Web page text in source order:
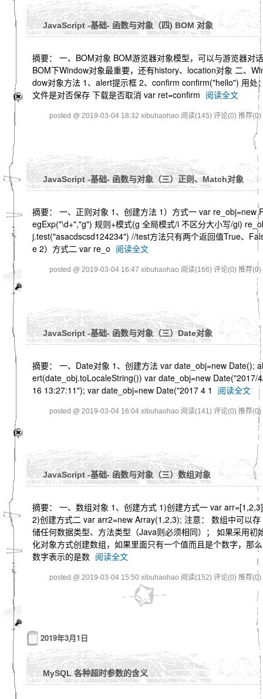
JavaScript -基础- 函数与对象（四) BOM 对象
摘要： 一、BOM对象 BOM游览器对象模型，可以与游览器对话
BOM下Window对象最重要，还有history、location对象 二、
dow对象方法 1、alert提示框 2、confirm confirm("hello") 用处
文件是对否保存 下载是否取消 var ret=confirm 阅读全文
posted @ 2019-03-04 18:32 xibuhaohao 阅读(145) 评论(0) 推荐(0)
JavaScript -基础- 函数与对象（三）正则、Match对象
摘要： 一、正则对象 1、创建方法 1）方式一 var re_obj=new
egExp("\d+","g") 规则+模式(g 全局模式/i 不区分大小写/gi)
j.test("asacdscsd124234") //test方法只有两个返回值True、
e 2）方式二 var re_o 阅读全文
posted @ 2019-03-04 16:47 xibuhaohao 阅读(166) 评论(0) 推荐(0)
JavaScript -基础- 函数与对象（三）Date对象
摘要： 一、Date对象 1、创建方法 var date_obj=new Date(); al
ert(date_obj.toLocaleString()) var date_obj=new Date("2017/
16 13:27:11"); var date_obj=new Date("2017 4 1
阅读全文
posted @ 2019-03-04 16:04 xibuhaohao 阅读(141) 评论(0) 推荐(0)
JavaScript -基础- 函数与对象（三）数组对象
摘要： 一、数组对象 1、创建方式 1)创建方式一 var
2)创建方式二 var arr2=new Array(1,2,3); 注意： 数组中可以存
储任何数据类型、方法类型（Java则必须相同）； 如果采用初
化对象方式创建数组，如果里面只有一个值而且是个数字，那么
数字表示的是数 阅读全文
posted @ 2019-03-04 15:50 xibuhaohao 阅读(152) 评论(0) 推荐(0)
2019年3月1日
MySQL 各种超时参数的含义